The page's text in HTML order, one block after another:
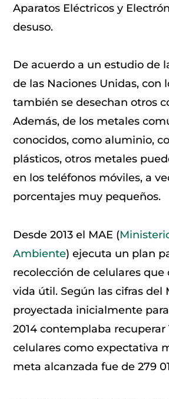
Aparatos Eléctricos y
desuso.
De acuerdo a un estudio de
de las Naciones Unidas, con
también se desechan otros
Además, de los metales
conocidos, como aluminio,
plásticos, otros metales
en los teléfonos móviles, a
porcentajes muy pequeños.
Desde 2013 el MAE (
Ambiente) ejecuta un plan
recolección de celulares
vida útil. Según las cifras del
proyectada inicialmente
2014 contemplaba recuperar
celulares como expectativa
meta alcanzada fue de 279